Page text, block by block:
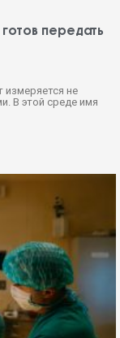
передать
измеряется не
В этой среде имя